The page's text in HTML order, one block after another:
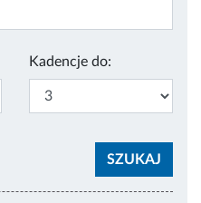
Kadencje do: